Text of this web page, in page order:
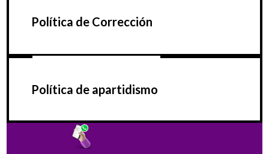
Política de Corrección
Política de apartidismo